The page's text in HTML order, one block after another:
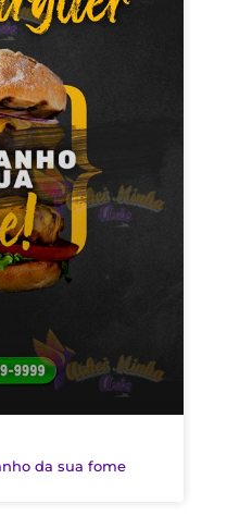
da sua fome